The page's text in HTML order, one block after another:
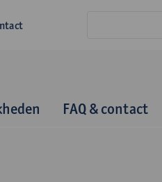
FAQ & contact